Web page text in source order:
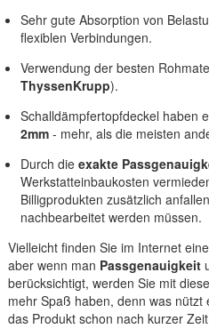
Sehr gute Absorption von
flexiblen Verbindungen.
Verwendung der besten
ThyssenKrupp).
Schalldämpfertopfdeckel haben
2mm- mehr, als die meisten
Durch dieexakte
Werkstatteinbaukosten
Billigprodukten zusätzlich
nachbearbeitet werden müssen.
Vielleicht finden Sie im Internet
aber wenn man Passgenauigkeit
berücksichtigt, werden Sie mit
mehr Spaß haben, denn was nützt
das Produkt schon nach kurzer